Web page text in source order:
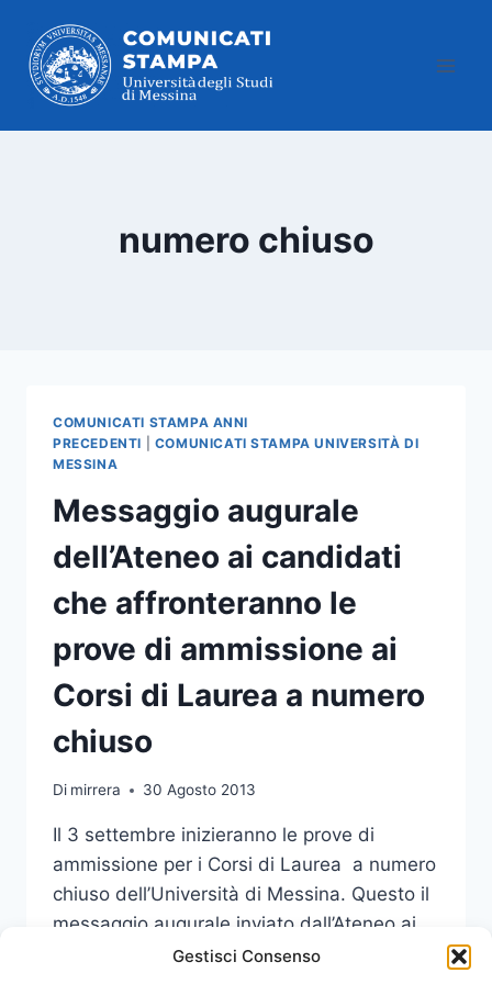
Gestisci Consenso
contenuto
numero chiuso
COMUNICATI STAMPA ANNI
PRECEDENTI
COMUNICATI STAMPA UNIVERSITÀ DI
MESSINA
Messaggio augurale
dell’Ateneo ai candidati
che affronteranno le
prove di ammissione ai
Corsi di Laurea a numero
chiuso
Di mirrera 30 Agosto 2013
Il 3 settembre inizieranno le prove di
ammissione per i Corsi di Laurea a numero
chiuso dell’Università di Messina. Questo il
messaggio augurale inviato dall’Ateneo ai